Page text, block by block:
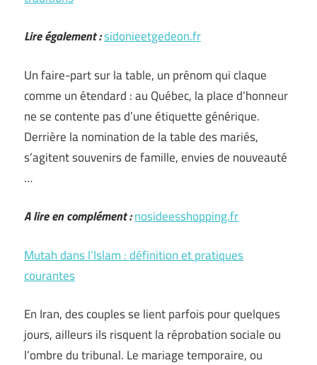
Lire également :sidonieetgedeon.fr
Un faire-part sur la table, un prénom qui claque
comme un étendard : au Québec, la place d’honneur
ne se contente pas d’une étiquette générique.
Derrière la nomination de la table des mariés,
s’agitent souvenirs de famille, envies de nouveauté
…
A lire en complément :nosideesshopping.fr
Mutah dans l’Islam : définition et pratiques
courantes
En Iran, des couples se lient parfois pour quelques
jours, ailleurs ils risquent la réprobation sociale ou
l’ombre du tribunal. Le mariage temporaire, ou